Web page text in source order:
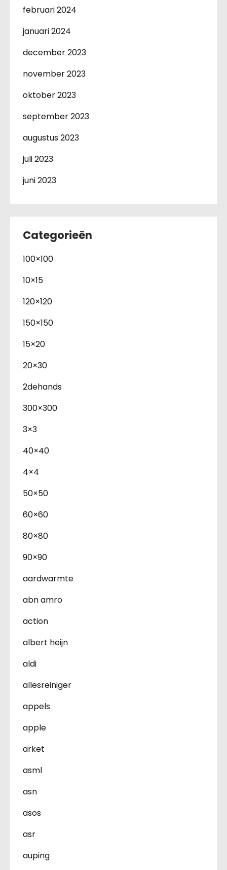
februari 2024
januari 2024
december 2023
november 2023
oktober 2023
september 2023
augustus 2023
juli 2023
juni 2023
Categorieën
100×100
10×15
120×120
150×150
15×20
20×30
2dehands
300×300
3×3
40×40
4×4
50×50
60×60
80×80
90×90
aardwarmte
abn amro
action
albert heijn
aldi
allesreiniger
appels
apple
arket
asml
asn
asos
asr
auping